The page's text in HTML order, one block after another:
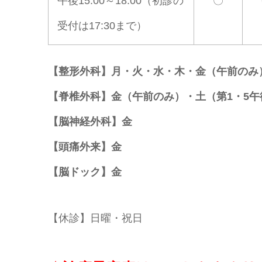
受付は17:30まで）
【整形外科】月・火・水・木・金（午前のみ
【脊椎外科】金（午前のみ）・土（第1・5午
【脳神経外科】金
【頭痛外来】金
【脳ドック】金
【休診】日曜・祝日